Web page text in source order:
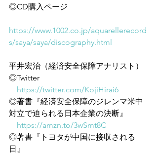
◎CD購入ページ
https://www.1002.co.jp/aquarellerecord
s/saya/saya/discography.html
平井宏治（経済安全保障アナリスト）
◎Twitter
https://twitter.com/KojiHirai6
◎著書『経済安全保障のジレンマ米中
対立で迫られる日本企業の決断』
https://amzn.to/3wSmt8C
◎著書『トヨタが中国に接収される
日』